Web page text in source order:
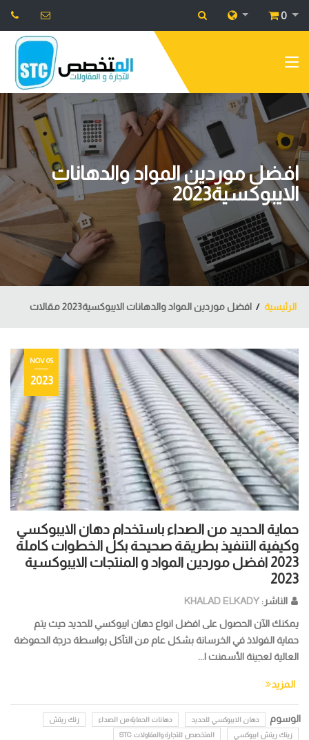
0
افضل موردين المواد والدهانات
الايبوكسية2023
الرئيسية افضل موردين المواد والدهانات الايبوكسية2023 مقالات
حماية الحديد من الصداء باستخدام دهان الايبوكسي
وكيفية التنفيذ بطريقة صحيحة بكل الخطوات كاملة
2023 افضل موردين المواد و المنتجات الايبوكسية
2023
05 NOV
2023
الناشر: KHALAD ELKADY
يمكنك الآن الحصول على افضل انواع دهان ايبوكسي للحديد حيث يتم
حماية الفولاذ في الخرسانة بشكل عام من التآكل بواسطة درجة الحموضة
العالية لعجينة الأسمنت ا...
المزيد
الوسوم دهان الايبوكسي للحديد دهانات الحماية من الصداء
زنك ريتش
زينك ريتش ايبوكسي
المتخصص للتجارة والمقاولات STC